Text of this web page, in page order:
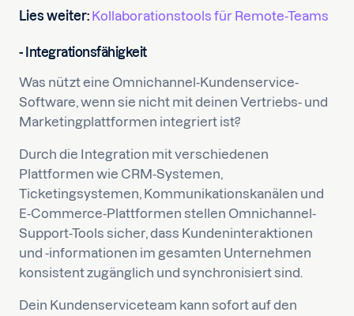
Lies weiter: Kollaborationstools für Remote-Teams
- Integrationsfähigkeit
Was nützt eine Omnichannel-Kundenservice-
Software, wenn sie nicht mit deinen Vertriebs- und
Marketingplattformen integriert ist?
Durch die Integration mit verschiedenen
Plattformen wie CRM-Systemen,
Ticketingsystemen, Kommunikationskanälen und
E-Commerce-Plattformen stellen Omnichannel-
Support-Tools sicher, dass Kundeninteraktionen
und -informationen im gesamten Unternehmen
konsistent zugänglich und synchronisiert sind.
Dein Kundenserviceteam kann sofort auf den